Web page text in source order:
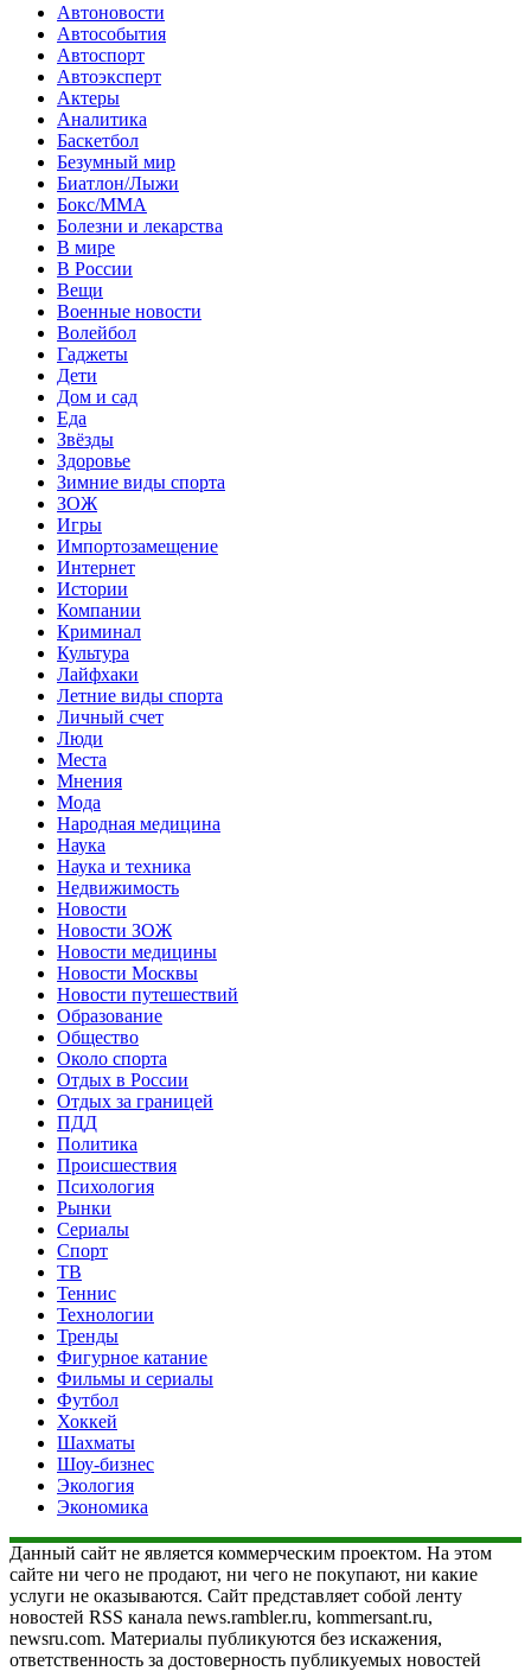
Автоновости
Автособытия
Автоспорт
Автоэксперт
Актеры
Аналитика
Баскетбол
Безумный мир
Биатлон/Лыжи
Бокс/MMA
Болезни и лекарства
В мире
В России
Вещи
Военные новости
Волейбол
Гаджеты
Дети
Дом и сад
Еда
Звёзды
Здоровье
Зимние виды спорта
ЗОЖ
Игры
Импортозамещение
Интернет
Истории
Компании
Криминал
Культура
Лайфхаки
Летние виды спорта
Личный счет
Люди
Места
Мнения
Мода
Народная медицина
Наука
Наука и техника
Недвижимость
Новости
Новости ЗОЖ
Новости медицины
Новости Москвы
Новости путешествий
Образование
Общество
Около спорта
Отдых в России
Отдых за границей
ПДД
Политика
Происшествия
Психология
Рынки
Сериалы
Спорт
ТВ
Теннис
Технологии
Тренды
Фигурное катание
Фильмы и сериалы
Футбол
Хоккей
Шахматы
Шоу-бизнес
Экология
Экономика
Данный сайт не является коммерческим проектом. На этом
сайте ни чего не продают, ни чего не покупают, ни какие
услуги не оказываются. Сайт представляет собой ленту
новостей RSS канала news.rambler.ru, kommersant.ru,
newsru.com. Материалы публикуются без искажения,
ответственность за достоверность публикуемых новостей